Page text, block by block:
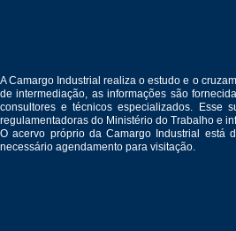
A Camargo Industrial realiza o estudo e o
de intermediação, as informações são
consultores e técnicos especializados. Esse
regulamentadoras do Ministério do Trabalho e
O acervo próprio da Camargo Industrial está
necessário agendamento para visitação.